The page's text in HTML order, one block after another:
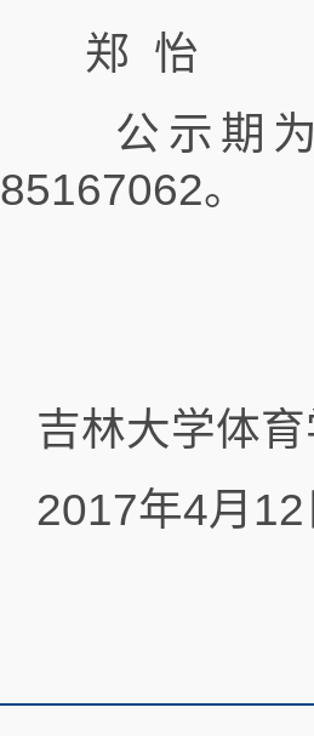
郑 怡
公示期为
85167062。
吉林大学体
2017年4月12